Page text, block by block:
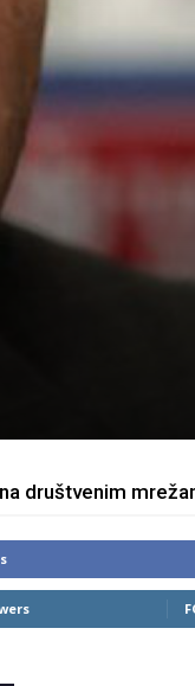
društvenim